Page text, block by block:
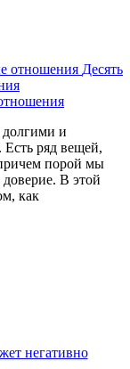
Десять
и
Есть ряд вещей,
порой мы
В этой
как
негативно